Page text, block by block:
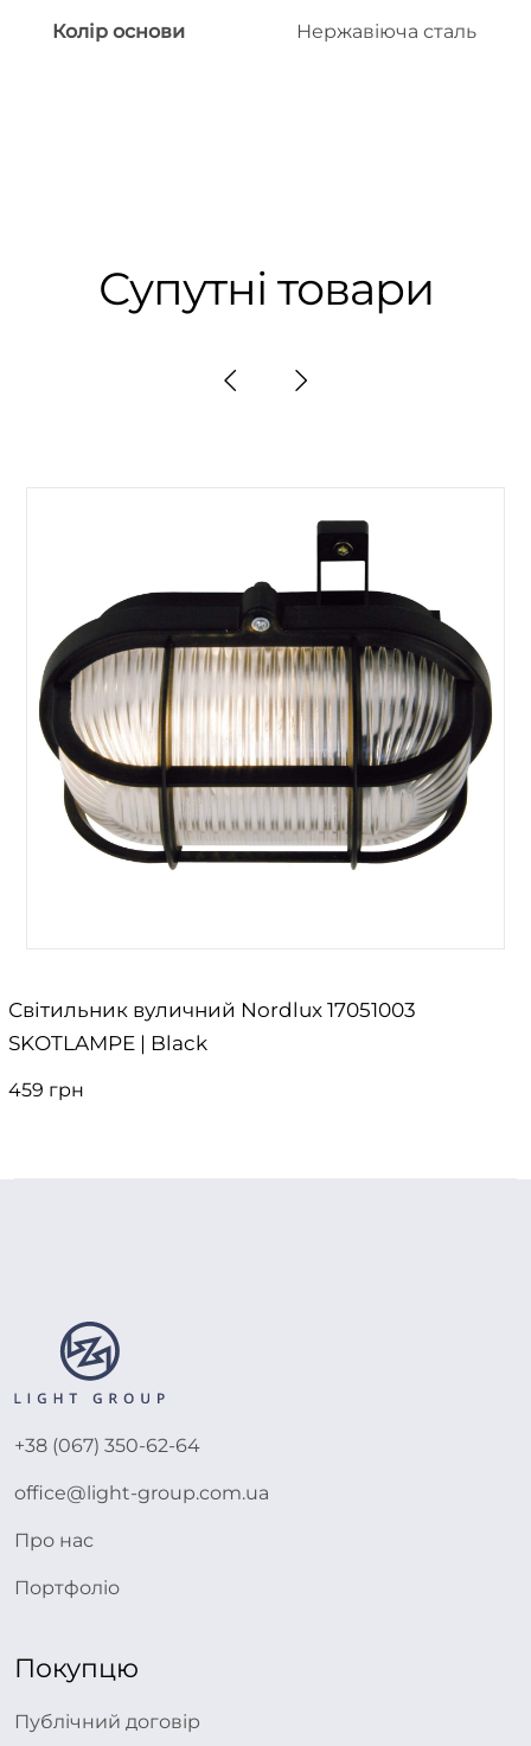
Колір основи Нержавіюча сталь
Супутні товари
Світильник вуличний Nordlux 17051003
SKOTLAMPE | Black
459 грн
+38 (067) 350-62-64
office@light-group.com.ua
Про нас
Портфоліо
Покупцю
Публічний договір